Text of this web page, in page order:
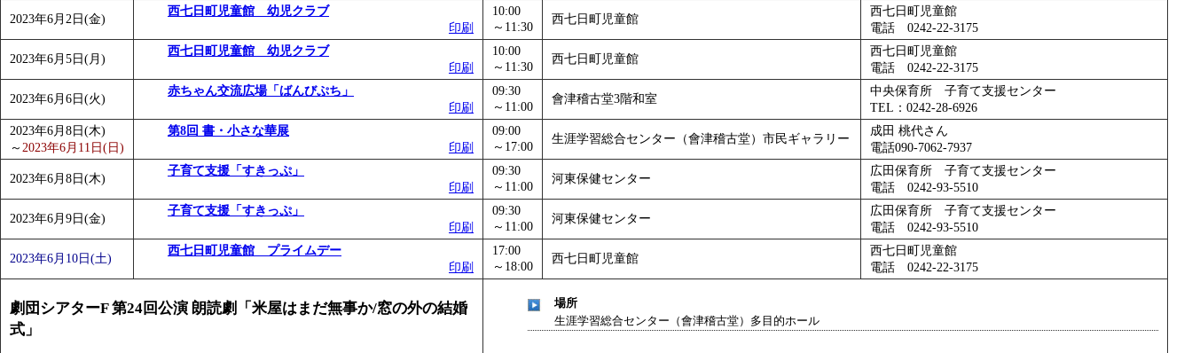
「皆鶴姫のこびる塾～山際先生の料理教室～」 受付期間：～2026/11/30
」 受付期間：～2026/12/03
2023年6月2日(金)
西七日町児童館 幼児クラブ
印刷
10:00
～11:30
西七日町児童館
西七日町児童館
電話 0242-22-3175
2023年6月5日(月)
西七日町児童館 幼児クラブ
印刷
10:00
～11:30
西七日町児童館
西七日町児童館
電話 0242-22-3175
2023年6月6日(火)
赤ちゃん交流広場「ばんびぷち」
印刷
09:30
～11:00
會津稽古堂3階和室
中央保育所 子育て支援センター
TEL：0242-28-6926
2023年6月8日(木)
～ 2023年6月11日(日)
第8回 書・小さな華展
印刷
09:00
～17:00
生涯学習総合センター（會津稽古堂）市民ギャラリー
成田 桃代さん
電話090-7062-7937
2023年6月8日(木)
子育て支援「すきっぷ」
印刷
09:30
～11:00
河東保健センター
広田保育所 子育て支援センター
電話 0242-93-5510
2023年6月9日(金)
子育て支援「すきっぷ」
印刷
09:30
～11:00
河東保健センター
広田保育所 子育て支援センター
電話 0242-93-5510
2023年6月10日(土)
西七日町児童館 プライムデー
印刷
17:00
～18:00
西七日町児童館
西七日町児童館
電話 0242-22-3175
劇団シアターF 第24回公演 朗読劇「米屋はまだ無事か/窓の外の結婚
式」
場所
生涯学習総合センター（會津稽古堂）多目的ホール